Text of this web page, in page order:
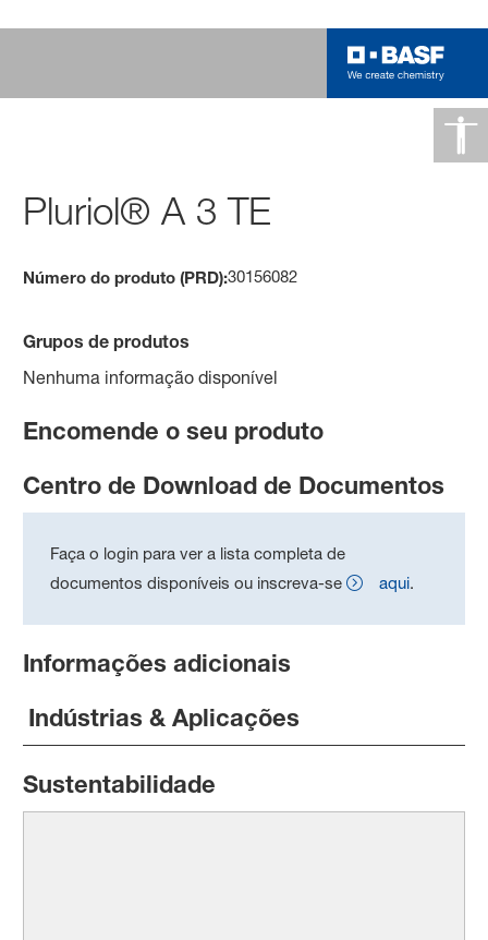
Pluriol® A 3 TE
Número do produto (PRD):30156082
Grupos de produtos
Nenhuma informação disponível
Encomende o seu produto
Centro de Download de Documentos
Faça o login para ver a lista completa de
documentos disponíveis ou inscreva-se
aqui.
Informações adicionais
Indústrias & Aplicações
Sustentabilidade